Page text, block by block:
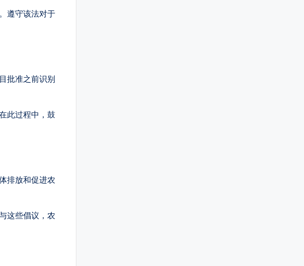
遵守该法对于
批准之前识别
此过程中，鼓
排放和促进农
这些倡议，农